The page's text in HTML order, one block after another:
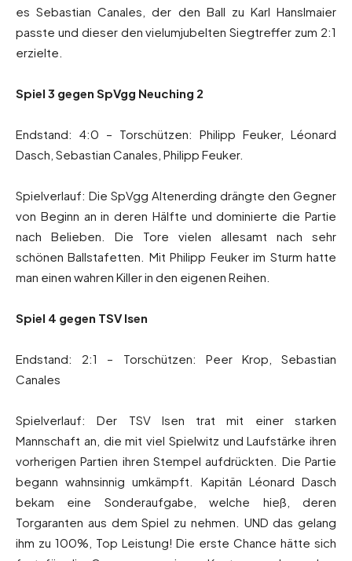
es Sebastian Canales, der den Ball zu Karl Hanslmaier
passte und dieser den vielumjubelten Siegtreffer zum 2:1
erzielte.
Spiel 3 gegen SpVgg Neuching 2
Endstand: 4:0 – Torschützen: Philipp Feuker, Léonard
Dasch, Sebastian Canales, Philipp Feuker.
Spielverlauf: Die SpVgg Altenerding drängte den Gegner
von Beginn an in deren Hälfte und dominierte die Partie
nach Belieben. Die Tore vielen allesamt nach sehr
schönen Ballstafetten. Mit Philipp Feuker im Sturm hatte
man einen wahren Killer in den eigenen Reihen.
Spiel 4 gegen TSV Isen
Endstand: 2:1 – Torschützen: Peer Krop, Sebastian
Canales
Spielverlauf: Der TSV Isen trat mit einer starken
Mannschaft an, die mit viel Spielwitz und Laufstärke ihren
vorherigen Partien ihren Stempel aufdrückten. Die Partie
begann wahnsinnig umkämpft. Kapitän Léonard Dasch
bekam eine Sonderaufgabe, welche hieß, deren
Torgaranten aus dem Spiel zu nehmen. UND das gelang
ihm zu 100%, Top Leistung! Die erste Chance hätte sich